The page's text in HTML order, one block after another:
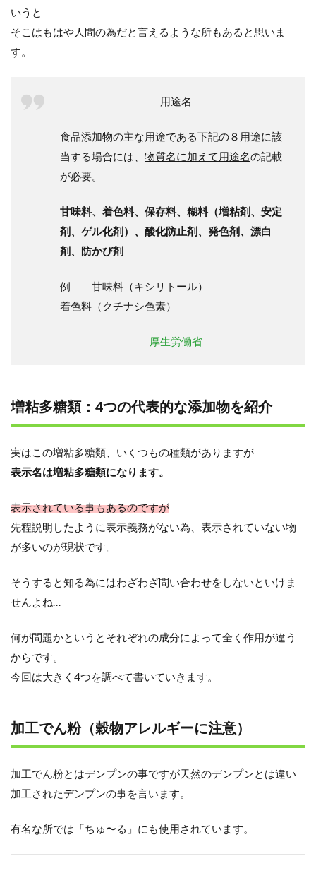
いうと
そこはもはや人間の為だと言えるような所もあると思いま
す。
用途名
食品添加物の主な用途である下記の８用途に該
当する場合には、 物質名に加えて用途名の記載
が必要。
甘味料、着色料、保存料、糊料（増粘剤、安定
剤、ゲル化剤）、酸化防止剤、発色剤、漂白
剤、防かび剤
例 甘味料（キシリトール）
着色料（クチナシ色素）
厚生労働省
増粘多糖類：4つの代表的な添加物を紹介
実はこの増粘多糖類、いくつもの種類がありますが
表示名は増粘多糖類になります。
表示されている事もあるのですが
先程説明したように表示義務がない為、表示されていない物
が多いのが現状です。
そうすると知る為にはわざわざ問い合わせをしないといけま
せんよね…
何が問題かというとそれぞれの成分によって全く作用が違う
からです。
今回は大きく4つを調べて書いていきます。
加工でん粉（穀物アレルギーに注意）
加工でん粉とはデンプンの事ですが天然のデンプンとは違い
加工されたデンプンの事を言います。
有名な所では「ちゅ〜る」にも使用されています。